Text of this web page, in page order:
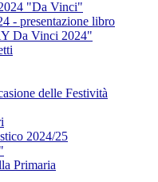
"Da Vinci"
- presentazione libro
Da Vinci 2024"
delle Festività
2024/25
Primaria